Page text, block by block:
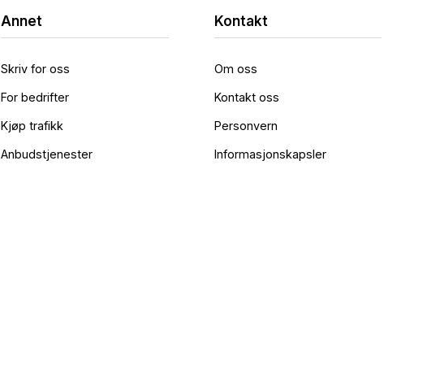
Annet
Skriv for oss
For bedrifter
Kjøp trafikk
Anbudstjenester
Kontakt
Om oss
Kontakt oss
Personvern
Informasjonskapsler